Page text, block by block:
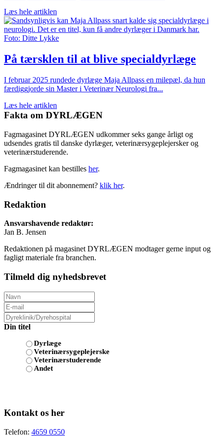
Læs hele artiklen
På tærsklen til at blive specialdyrlæge
I februar 2025 rundede dyrlæge Maja Allpass en milepæl, da hun
færdiggjorde sin Master i Veterinær Neurologi fra...
Læs hele artiklen
Fakta om DYRLÆGEN
Fagmagasinet DYRLÆGEN udkommer seks gange årligt og
udsendes gratis til danske dyrlæger, veterinærsygeplejersker og
veterinærstuderende.
Fagmagasinet kan bestilles her.
Ændringer til dit abonnement? klik her.
Redaktion
Ansvarshavende redaktør:
Jan B. Jensen
Redaktionen på magasinet DYRLÆGEN modtager gerne input og
fagligt materiale fra branchen.
Tilmeld dig nyhedsbrevet
Din titel
Dyrlæge
Veterinærsygeplejerske
Veterinærstuderende
Andet
Kontakt os her
Telefon: 4659 0550